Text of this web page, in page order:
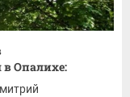
в Опалихе: